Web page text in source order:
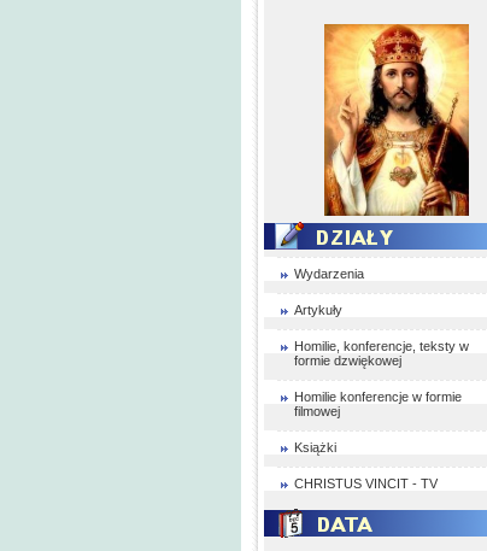
Wydarzenia
Artykuły
Homilie, konferencje, teksty w
formie dzwiękowej
Homilie konferencje w formie
filmowej
Książki
CHRISTUS VINCIT - TV